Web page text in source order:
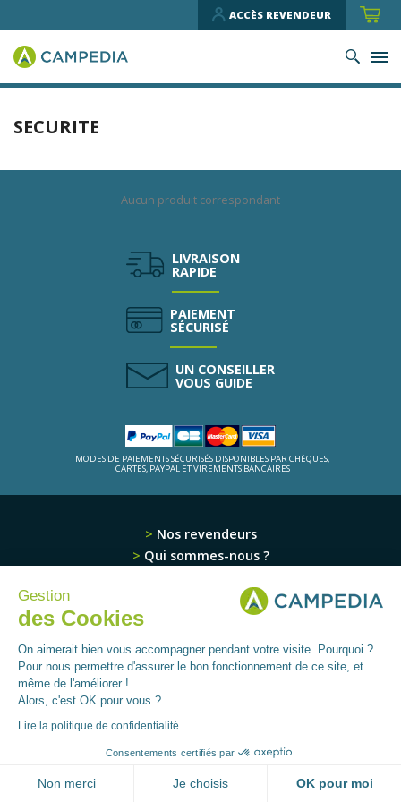
ACCÈS REVENDEUR
SECURITE
Aucun produit correspondant
LIVRAISON
RAPIDE
PAIEMENT
SÉCURISÉ
UN CONSEILLER
VOUS GUIDE
MODES DE PAIEMENTS SÉCURISÉS DISPONIBLES PAR CHÈQUES,
CARTES, PAYPAL ET VIREMENTS BANCAIRES
CGV et mentions légales
Nos revendeurs
Données personnelles
Contactez-nous
Qui sommes-nous ?
SUR FACEBOOK
Gestion
des Cookies
On aimerait bien vous accompagner pendant votre visite. Pourquoi ?
Pour nous permettre d'assurer le bon fonctionnement de ce site, et
même de l'améliorer !
Alors, c'est OK pour vous ?
Lire la politique de confidentialité
Consentements certifiés par
Non merci Je choisis OK pour moi